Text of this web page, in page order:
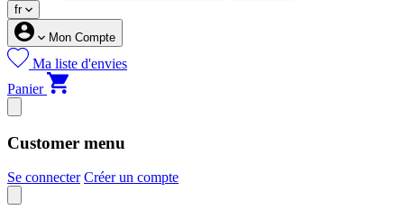
fr
Mon Compte
Ma liste d'envies
Panier
Customer menu
Se connecter Créer un compte